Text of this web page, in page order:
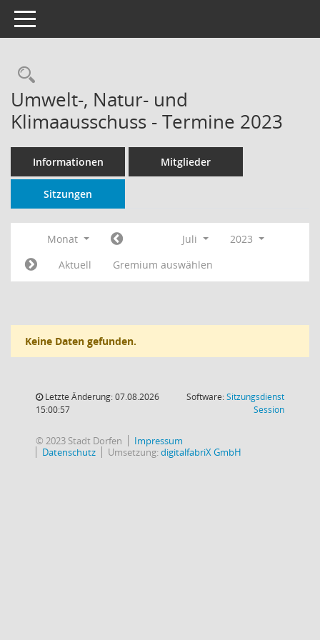
Toggle navigation
Rechercheauswahl
Umwelt-, Natur- und
Klimaausschuss - Termine 2023
Informationen Mitglieder
Sitzungen
Monat Juli
2023
Aktuell
Gremium auswählen
Keine Daten gefunden.
Letzte Änderung: 07.08.2026
15:00:57
Software:Sitzungsdienst
Session(Wird in
© 2023 Stadt Dorfen
Impressum
Datenschutz
Umsetzung:digitalfabriX GmbH